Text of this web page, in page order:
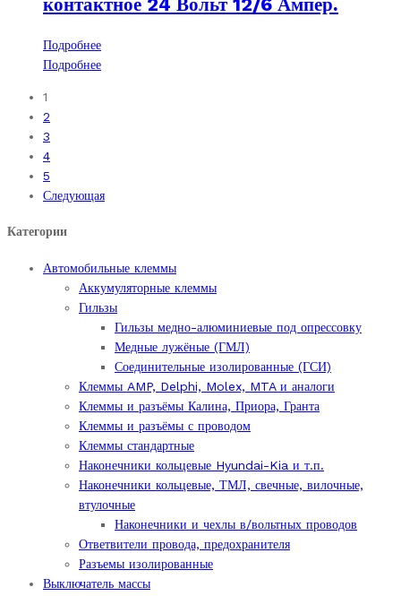
Подробнее
Подробнее
1
2
3
4
5
Следующая
Категории
Автомобильные клеммы
Аккумуляторные клеммы
Гильзы
Гильзы медно-алюминиевые под опрессовку
Медные лужёные (ГМЛ)
Соединительные изолированные (ГСИ)
Клеммы AMP, Delphi, Molex, MTA и аналоги
Клеммы и разъёмы Калина, Приора, Гранта
Клеммы и разъёмы с проводом
Клеммы стандартные
Наконечники кольцевые Hyundai-Kia и т.п.
Наконечники кольцевые, ТМЛ, свечные, вилочные,
втулочные
Наконечники и чехлы в/вольтных проводов
Ответвители провода, предохранителя
Разъемы изолированные
Выключатель массы